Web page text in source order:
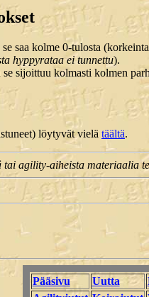
saa kolme 0-tulosta
hyppyrataa ei tunnettu).
sijoittuu kolmasti kolmen
löytyvät vielä täältä.
agility-aiheista materiaalia
Pääsivu Uutta